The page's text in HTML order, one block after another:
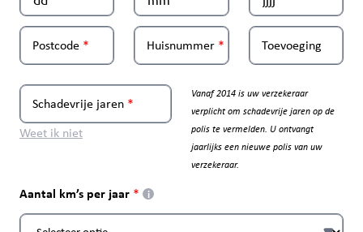
Postcode Huisnummer Toevoeging
Schadevrije jaren
Weet ik niet
Vanaf 2014 is uw verzekeraar
verplicht om schadevrije jaren op de
polis te vermelden. U ontvangt
jaarlijks een nieuwe polis van uw
verzekeraar.
Aantal km’s per jaar i